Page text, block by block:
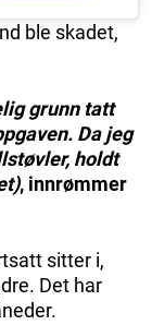
ble skadet,
grunn tatt
Da jeg
holdt
, innrømmer
sitter i,
Det har